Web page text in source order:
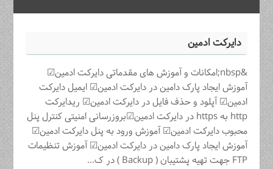
دایرکت ادمین
&nbsp;امکانات و آموزش های مقدماتی دایرکت ادمین☑
آموزش ایجاد پارک دامین در دایرکت ادمین☑ ایمیل دایرکت
ادمین☑ آپلود و حذف فایل در دایرکت ادمین☑ ریدایرکت
http به https در دایرکت ادمین☑بروزرسانی امنیتی کنترل پنل
محبوب دایرکت ادمین☑ آموزش ورود به پنل دایرکت ادمین☑
آموزش ایجاد پارک دامین در دایرکت ادمین☑ آموزش تنظیمات
FTP جهت تهیه پشتیبان ( Backup ) در ک...